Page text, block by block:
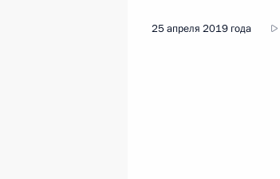
25 апреля 2019 года